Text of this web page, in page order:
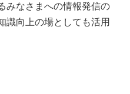
みなさまへの情報発信の
識向上の場としても活用